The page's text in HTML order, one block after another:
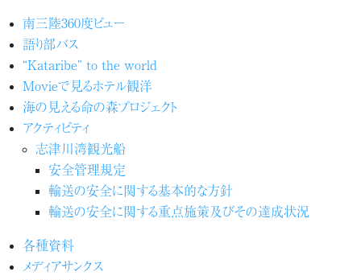
南三陸360度ビュー
語り部バス
“Kataribe” to the world
Movieで見るホテル観洋
海の見える命の森プロジェクト
アクティビティ
志津川湾観光船
安全管理規定
輸送の安全に関する基本的な方針
輸送の安全に関する重点施策及びその達成状況
各種資料
メディアサンクス